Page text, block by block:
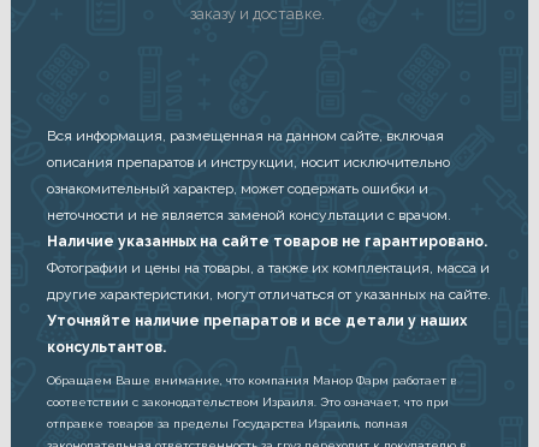
заказу и доставке.
Вся информация, размещенная на данном сайте, включая
описания препаратов и инструкции, носит исключительно
ознакомительный характер, может содержать ошибки и
неточности и не является заменой консультации с врачом.
Наличие указанных на сайте товаров не гарантировано.
Фотографии и цены на товары, а также их комплектация, масса и
другие характеристики, могут отличаться от указанных на сайте.
Уточняйте наличие препаратов и все детали у наших
консультантов.
Обращаем Ваше внимание, что компания Манор Фарм работает в
соответствии с законодательством Израиля. Это означает, что при
отправке товаров за пределы Государства Израиль, полная